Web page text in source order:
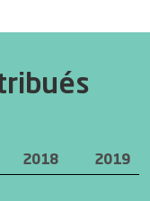
2018
2019